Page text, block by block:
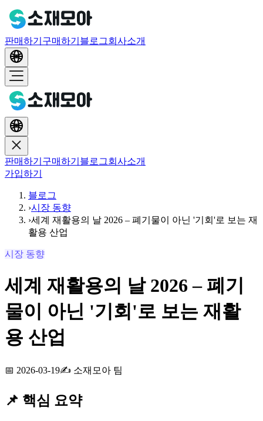
판매하기 구매하기 블로그회사소개
판매하기 구매하기 블로그회사소개
가입하기
블로그
›시장 동향
›세계 재활용의 날 2026 – 폐기물이 아닌 '기회'로 보는 재
활용 산업
시장 동향
세계 재활용의 날 2026 – 폐기
물이 아닌 '기회'로 보는 재활
용 산업
📅 2026-03-19✍️ 소재모아 팀
📌 핵심 요약